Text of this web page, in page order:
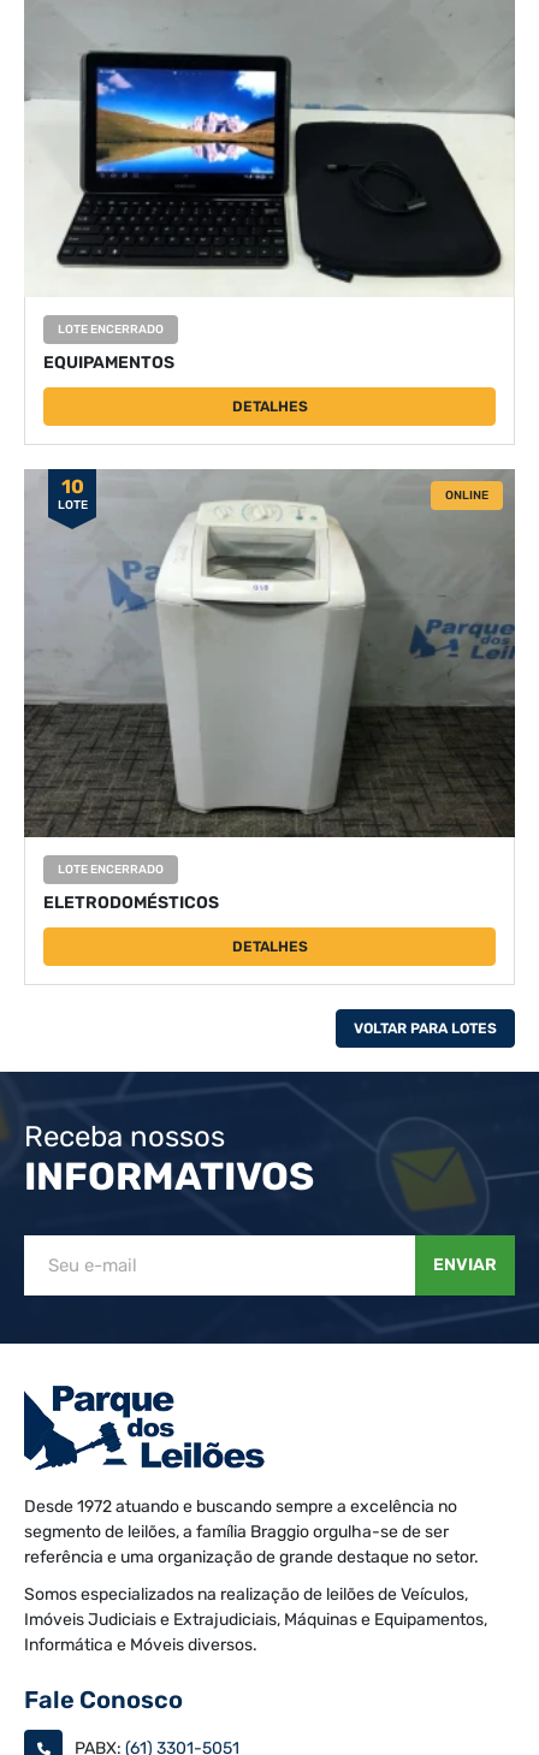
LOTE ENCERRADO
EQUIPAMENTOS
DETALHES
10
LOTE
ONLINE
LOTE ENCERRADO
ELETRODOMÉSTICOS
DETALHES
VOLTAR PARA LOTES
Receba nossos
INFORMATIVOS
ENVIAR
Desde 1972 atuando e buscando sempre a excelência no
segmento de leilões, a família Braggio orgulha-se de ser
referência e uma organização de grande destaque no setor.
Somos especializados na realização de leilões de Veículos,
Imóveis Judiciais e Extrajudiciais, Máquinas e Equipamentos,
Informática e Móveis diversos.
Fale Conosco
PABX: (61) 3301-5051